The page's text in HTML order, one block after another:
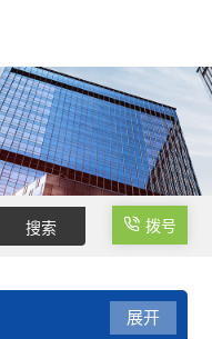
拨号
展开